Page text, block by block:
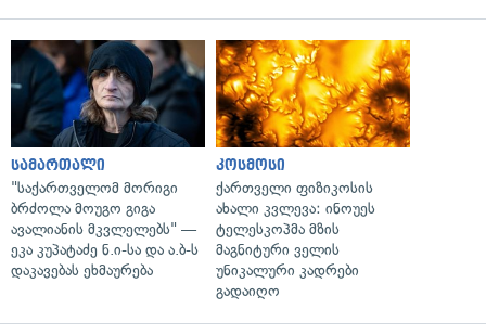
სამართალი
"საქართველომ მორიგი
ბრძოლა მოუგო გიგა
ავალიანის მკვლელებს" —
ეკა კუპატაძე ნ.ი-სა და ა.ბ-ს
დაკავებას ეხმაურება
კოსმოსი
ქართველი ფიზიკოსის
ახალი კვლევა: ინოუეს
ტელესკოპმა მზის
მაგნიტური ველის
უნიკალური კადრები
გადაიღო